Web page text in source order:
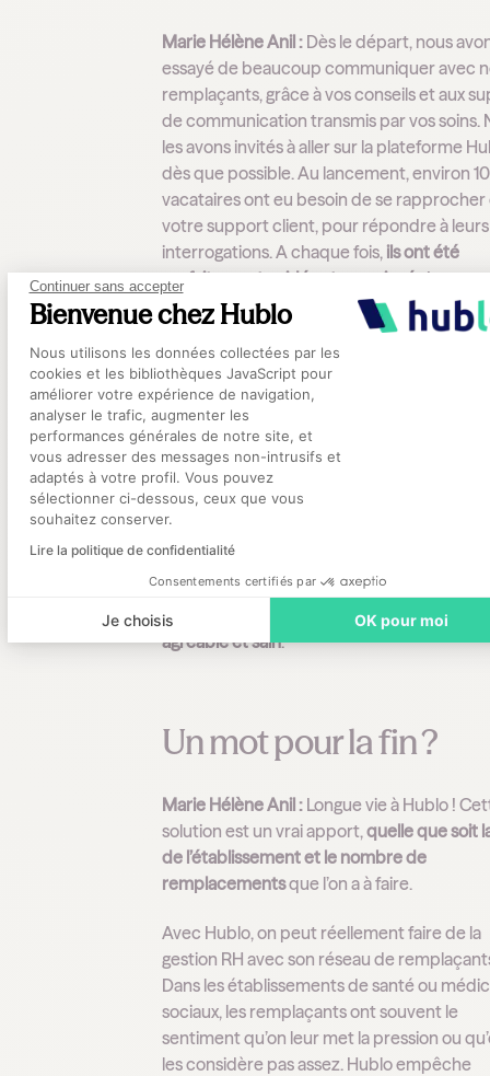
Continuer sans accepter
Bienvenue chez Hublo
Plateforme de Gestion du
Nous utilisons les données collectées par les
cookies et les bibliothèques JavaScript pour
améliorer votre expérience de navigation,
analyser le trafic, augmenter les
performances générales de notre site, et
vous adresser des messages non-intrusifs et
adaptés à votre profil. Vous pouvez
sélectionner ci-dessous, ceux que vous
souhaitez conserver.
Lire la politique de confidentialité
Consentements certifiés par
Je choisis OK pour moi
Axeptio consent
Marie Hélène Anil : Dès le départ, nous
essayé de beaucoup communiquer avec
remplaçants, grâce à vos conseils et aux
de communication transmis par vos soins.
les avons invités à aller sur la plateforme
dès que possible. Au lancement, environ
vacataires ont eu besoin de se rapprocher
votre support client, pour répondre à leurs
interrogations. A chaque fois,ils ont été
parfaitement guidés et renseignés!
De manière générale, au déploiement, et
aujourd’hui dans le suivi, je suis
l’accompagnement de notre chargée de
dédiée chezHublo. Il y a un vrai souci de se
mettre à la place de l’autre. La relation est
naturelle et efficace. Je trouve que vous
mentalité qu’il faut ! Vous restez
réactifs en toute circonstance, et mettez
chose n’est pas réalisable, vous le dites
clairement, sans aucune entourloupe.
agréable et sain.
Un mot pour la fin ?
Marie Hélène Anil : Longue vie à Hublo !
solution est un vrai apport,quelle que soit
de l’établissement et le nombre de
remplacementsque l’on a à faire.
Avec Hublo, on peut réellementfaire de la
gestion RH avec son réseau de
Dans les établissements de santé ou
sociaux, les remplaçants ont souvent le
sentiment qu’on leur met la pression ou
les considère pas assez. Hublo empêche